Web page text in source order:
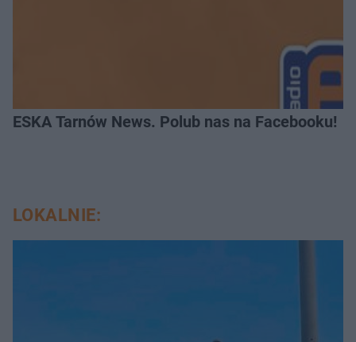
ESKA Tarnów News. Polub nas na Facebooku!
LOKALNIE: